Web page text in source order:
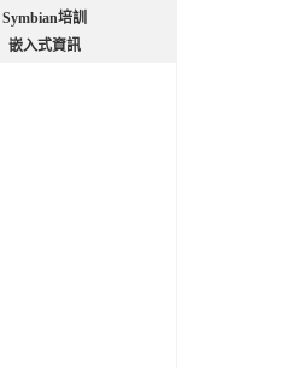
Symbian培訓
嵌入式資訊